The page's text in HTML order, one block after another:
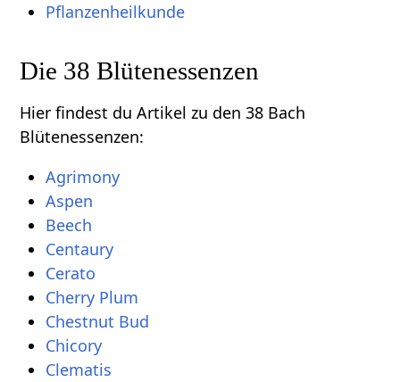
Pflanzenheilkunde
Die 38 Blütenessenzen
Hier findest du Artikel zu den 38 Bach
Blütenessenzen:
Agrimony
Aspen
Beech
Centaury
Cerato
Cherry Plum
Chestnut Bud
Chicory
Clematis